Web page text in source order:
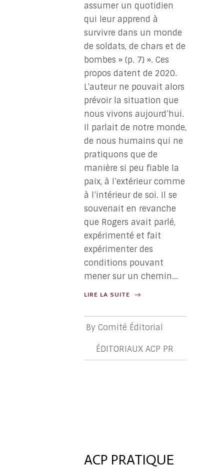
assumer un quotidien
qui leur apprend à
survivre dans un monde
de soldats, de chars et de
bombes » (p. 7) ». Ces
propos datent de 2020.
L’auteur ne pouvait alors
prévoir la situation que
nous vivons aujourd’hui.
Il parlait de notre monde,
de nous humains qui ne
pratiquons que de
manière si peu fiable la
paix, à l’extérieur comme
à l’intérieur de soi. Il se
souvenait en revanche
que Rogers avait parlé,
expérimenté et fait
expérimenter des
conditions pouvant
mener sur un chemin...
LIRE LA SUITE
By Comité Éditorial
ÉDITORIAUX ACP PR
PR
ACP PRATIQUE